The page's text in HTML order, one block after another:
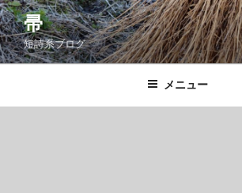
コ
ン
テ
ン
帚
短詩系ブログ
メニュー